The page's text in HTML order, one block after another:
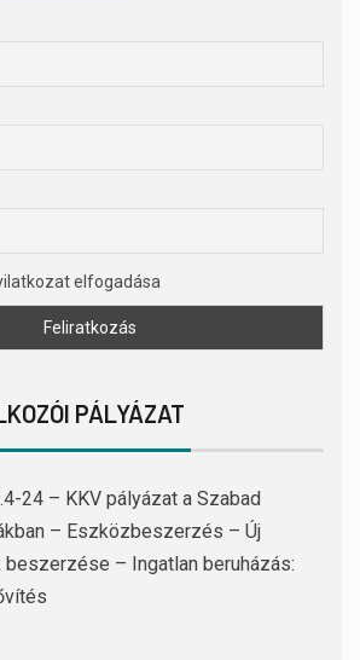
elfogadása
PÁLYÁZAT
24 – KKV pályázat a Szabad
– Eszközbeszerzés – Új
– Ingatlan beruházás: